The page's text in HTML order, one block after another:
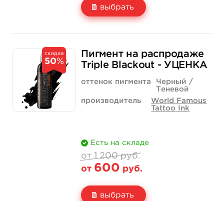
выбрать
Количество
700 руб.
420 руб.
нет на складе
1 200 руб.
720 руб.
купить
скидка
50%
Пигмент на распродаже
Triple Blackout - УЦЕНКА
оттенок пигмента
Черный /
Теневой
производитель
World Famous
Tattoo Ink
Есть на складе
от 1 200 руб.
от 600 руб.
выбрать